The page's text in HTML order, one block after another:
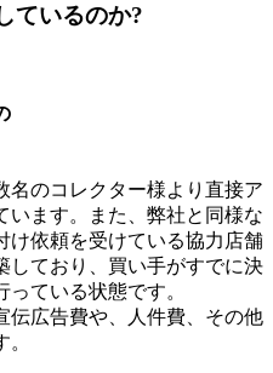
ているのか?
名のコレクター様より直接ア
います。また、弊社と同様な
け依頼を受けている協力店舗
しており、買い手がすでに決
ている状態です。
伝広告費や、人件費、その他